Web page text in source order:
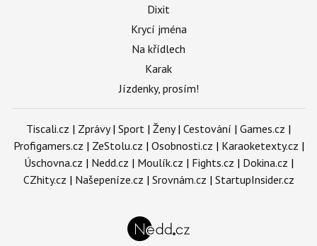
Dixit
Krycí jména
Na křídlech
Karak
Jízdenky, prosím!
Tiscali.cz | Zprávy| Sport | Ženy| Cestování | Games.cz |
Profigamers.cz | ZeStolu.cz | Osobnosti.cz | Karaoketexty.cz |
Úschovna.cz | Nedd.cz | Moulík.cz | Fights.cz | Dokina.cz |
CZhity.cz | Našepeníze.cz | Srovnám.cz | StartupInsider.cz